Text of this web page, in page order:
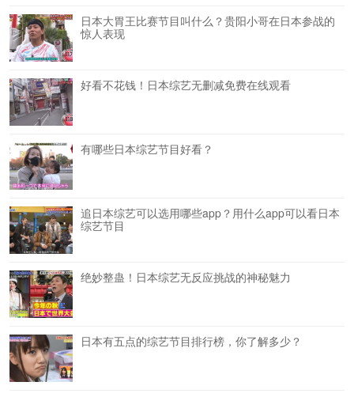
日本大胃王比赛节目叫什么？贵阳小哥在日本参战的
惊人表现
好看不花钱！日本综艺无删减免费在线观看
有哪些日本综艺节目好看？
追日本综艺可以选用哪些app？用什么app可以看日本
综艺节目
绝妙整蛊！日本综艺无反应挑战的神秘魅力
日本有五点的综艺节目排行榜，你了解多少？